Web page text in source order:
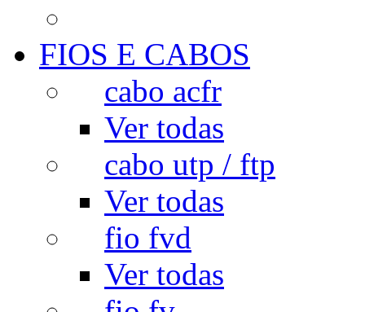
FIOS E CABOS
cabo acfr
Ver todas
cabo utp / ftp
Ver todas
fio fvd
Ver todas